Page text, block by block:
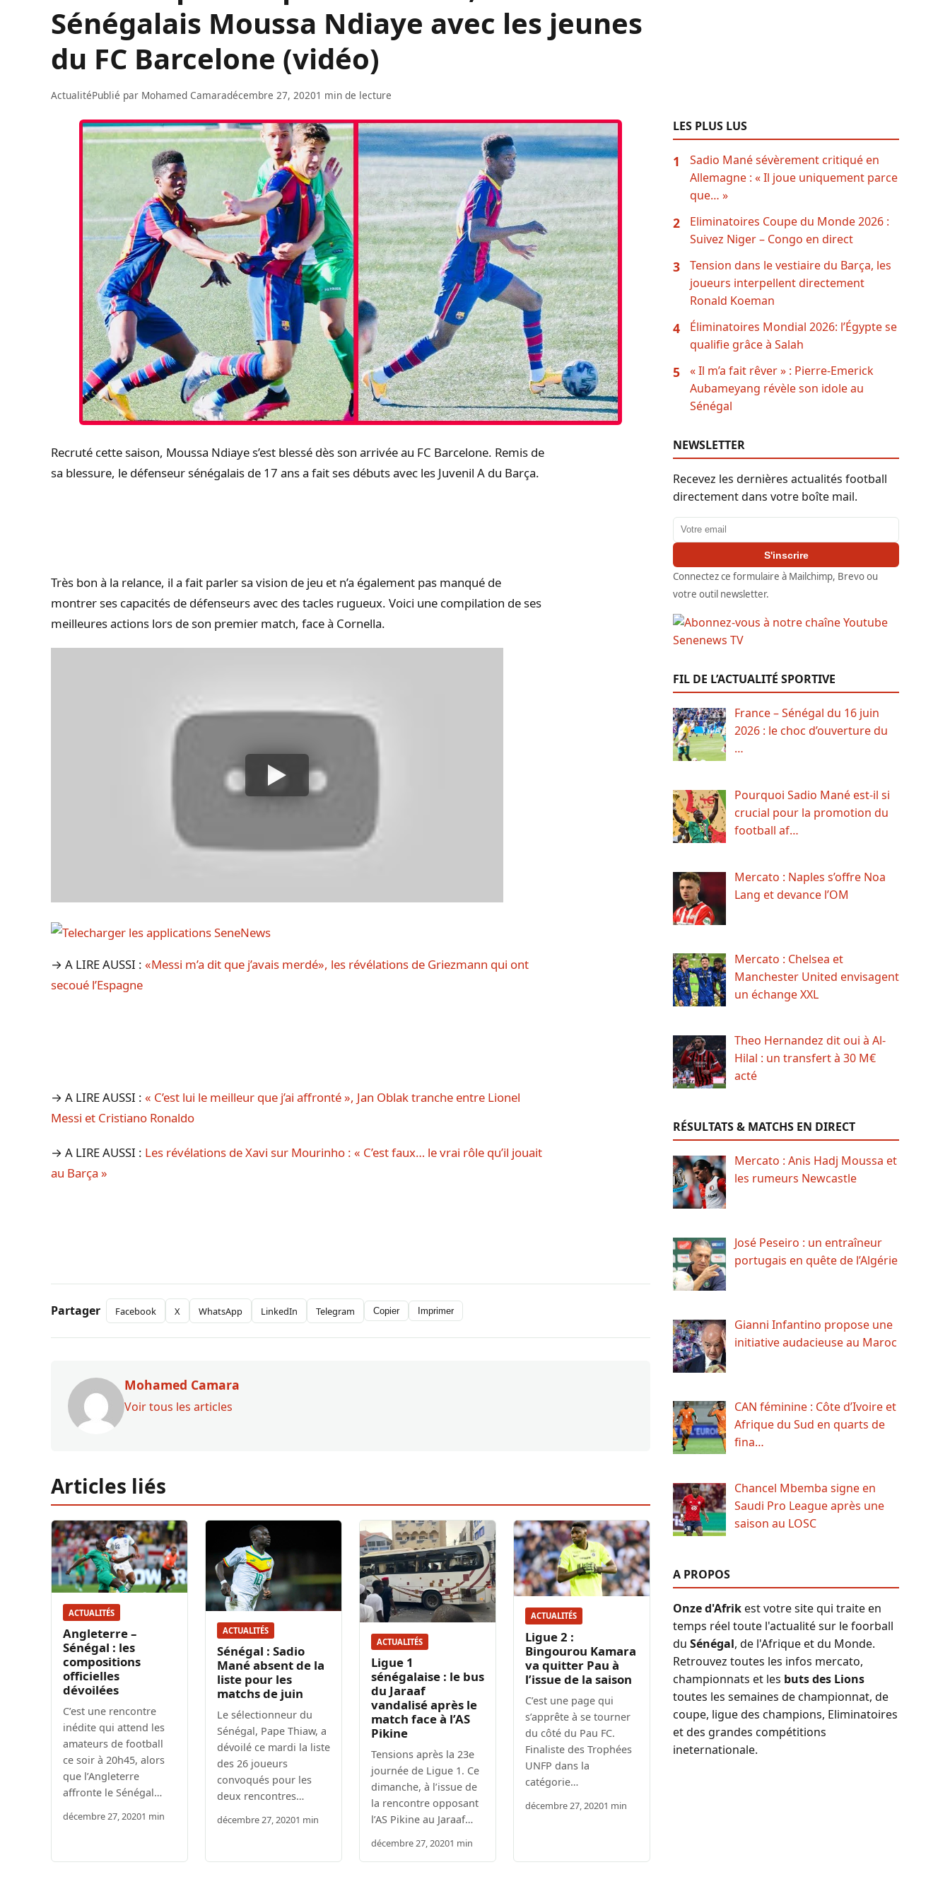
Sénégalais Moussa Ndiaye avec les jeunes
du FC Barcelone (vidéo)
ActualitéPublié par Mohamed Camaradécembre 27, 20201 min de lecture
Recruté cette saison, Moussa Ndiaye s’est blessé dès son arrivée au FC Barcelone. Remis de
sa blessure, le défenseur sénégalais de 17 ans a fait ses débuts avec les Juvenil A du Barça.
Très bon à la relance, il a fait parler sa vision de jeu et n’a également pas manqué de
montrer ses capacités de défenseurs avec des tacles rugueux. Voici une compilation de ses
meilleures actions lors de son premier match, face à Cornella.
→ A LIRE AUSSI : «Messi m’a dit que j’avais merdé», les révélations de Griezmann qui ont
secoué l’Espagne
→ A LIRE AUSSI : « C’est lui le meilleur que j’ai affronté », Jan Oblak tranche entre Lionel
Messi et Cristiano Ronaldo
→ A LIRE AUSSI : Les révélations de Xavi sur Mourinho : « C’est faux… le vrai rôle qu’il jouait
au Barça »
Partager Facebook X WhatsApp LinkedIn Telegram Copier Imprimer
Mohamed Camara
Voir tous les articles
Articles liés
ACTUALITÉS
Angleterre –
Sénégal : les
compositions
officielles
dévoilées
C’est une rencontre
inédite qui attend les
amateurs de football
ce soir à 20h45, alors
que l’Angleterre
affronte le Sénégal…
décembre 27, 20201 min
ACTUALITÉS
Sénégal : Sadio
Mané absent de la
liste pour les
matchs de juin
Le sélectionneur du
Sénégal, Pape Thiaw, a
dévoilé ce mardi la liste
des 26 joueurs
convoqués pour les
deux rencontres…
décembre 27, 20201 min
ACTUALITÉS
Ligue 1
sénégalaise : le bus
du Jaraaf
vandalisé après le
match face à l’AS
Pikine
Tensions après la 23e
journée de Ligue 1. Ce
dimanche, à l’issue de
la rencontre opposant
l’AS Pikine au Jaraaf…
décembre 27, 20201 min
ACTUALITÉS
Ligue 2 :
Bingourou Kamara
va quitter Pau à
l’issue de la saison
C’est une page qui
s’apprête à se tourner
du côté du Pau FC.
Finaliste des Trophées
UNFP dans la
catégorie…
décembre 27, 20201 min
LES PLUS LUS
1
Sadio Mané sévèrement critiqué en
Allemagne : « Il joue uniquement parce
que… »
2
Eliminatoires Coupe du Monde 2026 :
Suivez Niger – Congo en direct
3
Tension dans le vestiaire du Barça, les
joueurs interpellent directement
Ronald Koeman
4
Éliminatoires Mondial 2026: l’Égypte se
qualifie grâce à Salah
5
« Il m’a fait rêver » : Pierre-Emerick
Aubameyang révèle son idole au
Sénégal
NEWSLETTER
Recevez les dernières actualités football
directement dans votre boîte mail.
Adresse email
S'inscrire
Connectez ce formulaire à Mailchimp, Brevo ou
votre outil newsletter.
FIL DE L’ACTUALITÉ SPORTIVE
France – Sénégal du 16 juin
2026 : le choc d’ouverture du
…
Pourquoi Sadio Mané est-il si
crucial pour la promotion du
football af…
Mercato : Naples s’offre Noa
Lang et devance l’OM
Mercato : Chelsea et
Manchester United envisagent
un échange XXL
Theo Hernandez dit oui à Al-
Hilal : un transfert à 30 M€
acté
RÉSULTATS & MATCHS EN DIRECT
Mercato : Anis Hadj Moussa et
les rumeurs Newcastle
José Peseiro : un entraîneur
portugais en quête de l’Algérie
Gianni Infantino propose une
initiative audacieuse au Maroc
CAN féminine : Côte d’Ivoire et
Afrique du Sud en quarts de
fina…
Chancel Mbemba signe en
Saudi Pro League après une
saison au LOSC
A PROPOS
Onze d'Afrikest votre site qui traite en
temps réel toute l'actualité sur le foorball
du Sénégal, de l'Afrique et du Monde.
Retrouvez toutes les infos mercato,
championnats et les buts des Lions
toutes les semaines de championnat, de
coupe, ligue des champions, Eliminatoires
et des grandes compétitions
ineternationale.